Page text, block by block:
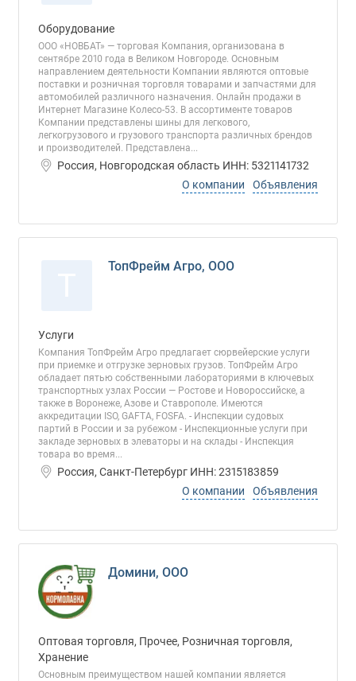
Оборудование
ООО «НОВБАТ» — торговая Компания, организована в
сентябре 2010 года в Великом Новгороде. Основным
направлением деятельности Компании являются оптовые
поставки и розничная торговля товарами и запчастями для
автомобилей различного назначения. Онлайн продажи в
Интернет Магазине Колесо-53. В ассортименте товаров
Компании представлены шины для легкового,
легкогрузового и грузового транспорта различных брендов
и производителей. Представлена...
Россия, Новгородская область ИНН: 5321141732
О компании
Объявления
ТопФрейм Агро, ООО
Услуги
Компания ТопФрейм Агро предлагает сюрвейерские услуги
при приемке и отгрузке зерновых грузов. ТопФрейм Агро
обладает пятью собственными лабораториями в ключевых
транспортных узлах России — Ростове и Новороссийске, а
также в Воронеже, Азове и Ставрополе. Имеются
аккредитации ISO, GAFTA, FOSFA. - Инспекции судовых
партий в России и за рубежом - Инспекционные услуги при
закладе зерновых в элеваторы и на склады - Инспекция
товара во время...
Россия, Санкт-Петербург ИНН: 2315183859
О компании
Объявления
Домини, ООО
Оптовая торговля, Прочее, Розничная торговля,
Хранение
Основным преимуществом нашей компании является